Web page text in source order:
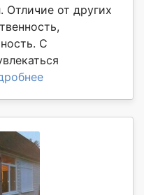
Отличие от других
С